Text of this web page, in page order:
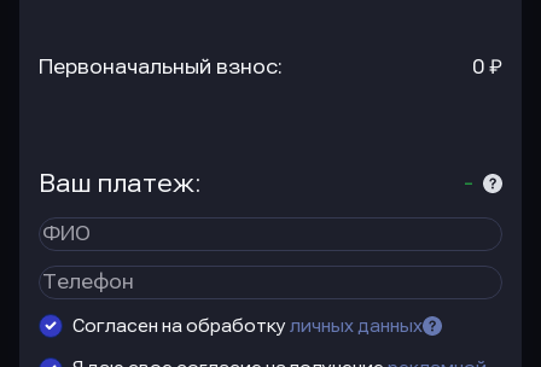
Первоначальный взнос: 0 ₽
Ваш платеж: -
Согласен на обработку личных данных